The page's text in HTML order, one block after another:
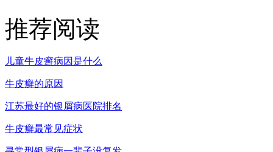
推荐阅读
儿童牛皮癣病因是什么
牛皮癣的原因
江苏最好的银屑病医院排名
牛皮癣最常见症状